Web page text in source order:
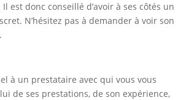
donc conseillé d’avoir à ses côtés un
N’hésitez pas à demander à voir son
à un prestataire avec qui vous vous
de ses prestations, de son expérience,